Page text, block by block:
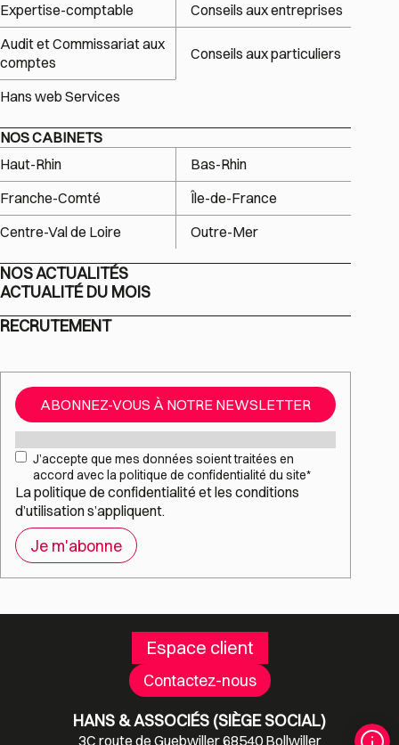
Expertise-comptable
Conseils aux entreprises
Audit et Commissariat aux
comptes
Conseils aux particuliers
Hans web Services
NOS CABINETS
Haut-Rhin
Bas-Rhin
Franche-Comté
Île-de-France
Centre-Val de Loire
Outre-Mer
NOS ACTUALITÉS
ACTUALITÉ DU MOIS
RECRUTEMENT
ABONNEZ-VOUS À NOTRE NEWSLETTER
RGPD*
J’accepte que mes données soient traitées en
accord avec la politique de confidentialité du site*
Lapolitique de confidentialité et les conditions
d’utilisations’appliquent.
Espace client
Contactez-nous
HANS & ASSOCIÉS (SIÈGE SOCIAL)
3C route de Guebwiller 68540 Bollwiller